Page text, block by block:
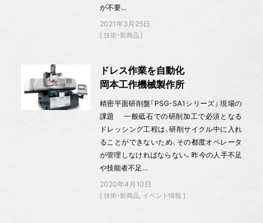
が不要…
2021年3月25日
技術・新商品
ドレス作業を自動化
岡本工作機械製作所
精密平面研削盤「PSG-SA1シリーズ」 現場の
課題 一般砥石での研削加工で必須となる
ドレッシング工程は、研削サイクル中に入れ
ることができないため、その都度オペレータ
が管理しなければならない。昨今の人手不足
や技能者不足…
2020年4月10日
技術・新商品 イベント情報